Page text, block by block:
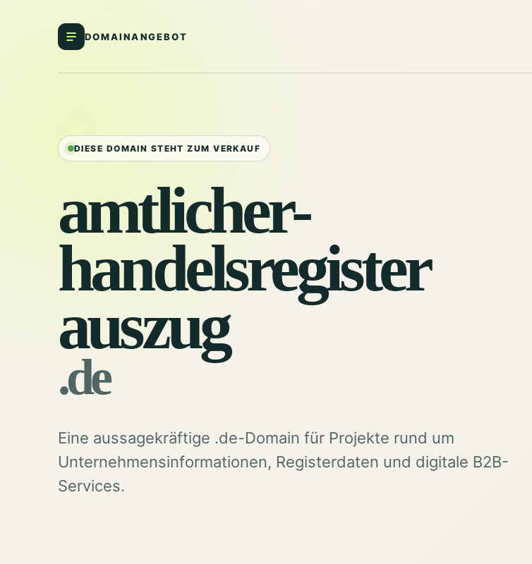
DOMAINANGEBOT
DIESE DOMAIN STEHT ZUM VERKAUF
amtlicher-
handelsregister
auszug
.de
Eine aussagekräftige .de-Domain für Projekte rund um
Unternehmensinformationen, Registerdaten und digitale B2B-
Services.